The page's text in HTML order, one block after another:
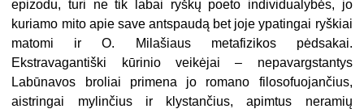
epizodu, turi ne tik labai ryškų poeto individualybės, jo
kuriamo mito apie save antspaudą bet joje ypatingai ryškiai
matomi ir O. Milašiaus metafizikos pėdsakai.
Ekstravagantiški kūrinio veikėjai – nepavargstantys
Labūnavos broliai primena jo romano filosofuojančius,
aistringai mylinčius ir klystančius, apimtus neramių